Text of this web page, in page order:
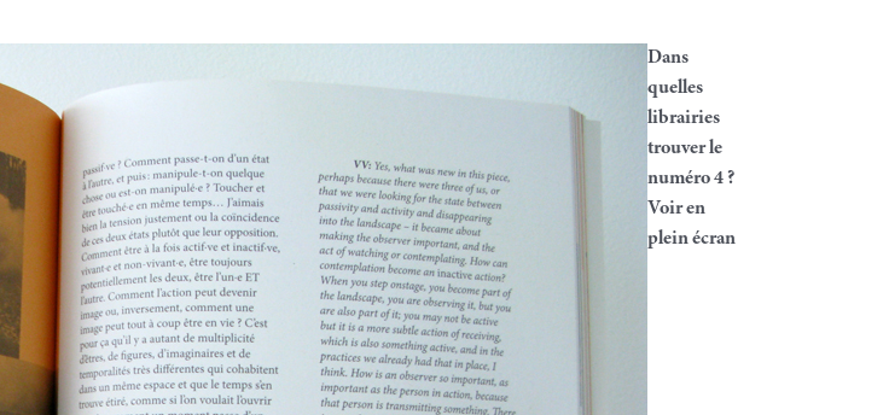
Dans
quelles
librairies
trouver le
numéro 4 ?
Voir en
plein écran